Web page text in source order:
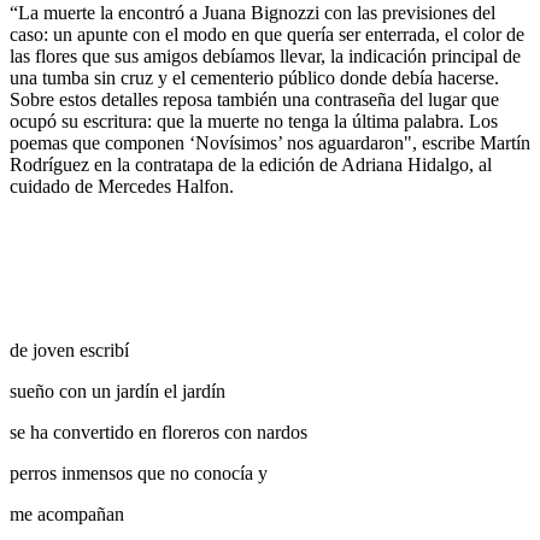
“La muerte la encontró a Juana Bignozzi con las previsiones del
caso: un apunte con el modo en que quería ser enterrada, el color de
las flores que sus amigos debíamos llevar, la indicación principal de
una tumba sin cruz y el cementerio público donde debía hacerse.
Sobre estos detalles reposa también una contraseña del lugar que
ocupó su escritura: que la muerte no tenga la última palabra. Los
poemas que componen ‘Novísimos’ nos aguardaron", escribe Martín
Rodríguez en la contratapa de la edición de Adriana Hidalgo, al
cuidado de Mercedes Halfon.
de joven escribí
sueño con un jardín el jardín
se ha convertido en floreros con nardos
perros inmensos que no conocía y
me acompañan